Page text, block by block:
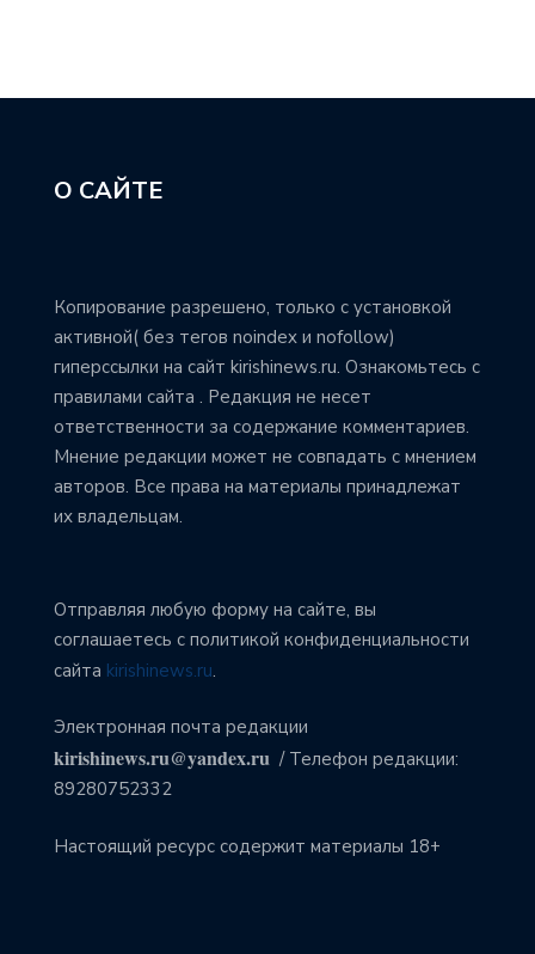
О САЙТЕ
Копирование разрешено, только с установкой
активной( без тегов noindex и nofollow)
гиперссылки на сайт kirishinews.ru. Ознакомьтесь с
правилами сайта . Редакция не несет
ответственности за содержание комментариев.
Мнение редакции может не совпадать с мнением
авторов. Все права на материалы принадлежат
их владельцам.
Отправляя любую форму на сайте, вы
соглашаетесь с политикой конфиденциальности
сайта kirishinews.ru.
Электронная почта редакции
kirishinews.ru@yandex.ru / Телефон редакции:
89280752332
Настоящий ресурс содержит материалы 18+